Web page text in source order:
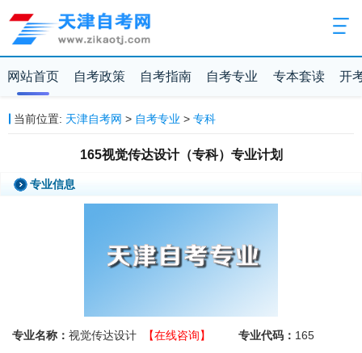
网站首页 自考政策 自考指南 自考专业 专本套读 开
当前位置: 天津自考网 > 自考专业 > 专科
165视觉传达设计（专科）专业计划
专业信息
专业名称：视觉传达设计 【在线咨询】 专业代码： 165